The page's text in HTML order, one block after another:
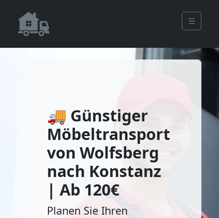
☰
🚚 Günstiger
Möbeltransport
von Wolfsberg
nach Konstanz
| Ab 120€
Planen Sie Ihren